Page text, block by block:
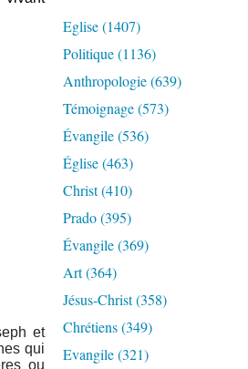
et
qui
ou
Eglise(1407)
Politique(1136)
Anthropologie(639)
Témoignage(573)
Évangile(536)
Église(463)
Christ(410)
Prado(395)
Évangile(369)
Art(364)
Jésus-Christ(358)
Chrétiens(349)
Evangile(321)